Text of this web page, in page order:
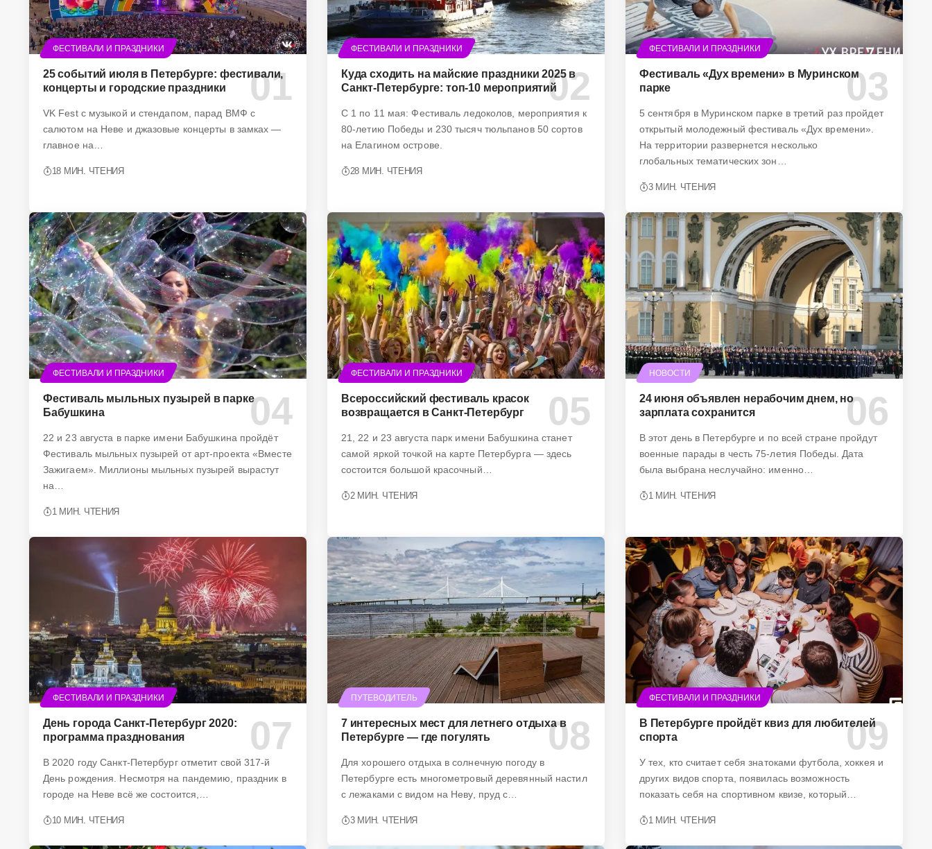
ФЕСТИВАЛИ И ПРАЗДНИКИ
25 событий июля в Петербурге: фестивали,
концерты и городские праздники
VK Fest с музыкой и стендапом, парад ВМФ с
салютом на Неве и джазовые концерты в замках —
главное на…
18 МИН. ЧТЕНИЯ
ФЕСТИВАЛИ И ПРАЗДНИКИ
Куда сходить на майские праздники 2025 в
Санкт-Петербурге: топ-10 мероприятий
С 1 по 11 мая: Фестиваль ледоколов, мероприятия к
80-летию Победы и 230 тысяч тюльпанов 50 сортов
на Елагином острове.
28 МИН. ЧТЕНИЯ
ФЕСТИВАЛИ И ПРАЗДНИКИ
Фестиваль «Дух времени» в Муринском
парке
5 сентября в Муринском парке в третий раз пройдет
открытый молодежный фестиваль «Дух времени».
На территории развернется несколько
глобальных тематических зон…
3 МИН. ЧТЕНИЯ
ФЕСТИВАЛИ И ПРАЗДНИКИ
Фестиваль мыльных пузырей в парке
Бабушкина
22 и 23 августа в парке имени Бабушкина пройдёт
Фестиваль мыльных пузырей от арт-проекта «Вместе
Зажигаем». Миллионы мыльных пузырей вырастут
на…
1 МИН. ЧТЕНИЯ
ФЕСТИВАЛИ И ПРАЗДНИКИ
Всероссийский фестиваль красок
возвращается в Санкт-Петербург
21, 22 и 23 августа парк имени Бабушкина станет
самой яркой точкой на карте Петербурга — здесь
состоится большой красочный…
2 МИН. ЧТЕНИЯ
НОВОСТИ
24 июня объявлен нерабочим днем, но
зарплата сохранится
В этот день в Петербурге и по всей стране пройдут
военные парады в честь 75-летия Победы. Дата
была выбрана неслучайно: именно…
1 МИН. ЧТЕНИЯ
ФЕСТИВАЛИ И ПРАЗДНИКИ
День города Санкт-Петербург 2020:
программа празднования
В 2020 году Санкт-Петербург отметит свой 317-й
День рождения. Несмотря на пандемию, праздник в
городе на Неве всё же состоится,…
10 МИН. ЧТЕНИЯ
ПУТЕВОДИТЕЛЬ
7 интересных мест для летнего отдыха в
Петербурге — где погулять
Для хорошего отдыха в солнечную погоду в
Петербурге есть многометровый деревянный настил
с лежаками с видом на Неву, пруд с…
3 МИН. ЧТЕНИЯ
ФЕСТИВАЛИ И ПРАЗДНИКИ
В Петербурге пройдёт квиз для любителей
спорта
У тех, кто считает себя знатоками футбола, хоккея и
других видов спорта, появилась возможность
показать себя на спортивном квизе, который…
1 МИН. ЧТЕНИЯ